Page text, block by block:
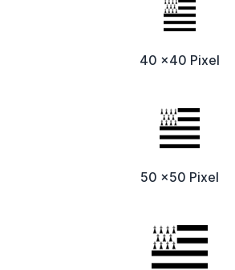
40 x40 Pixel
50 x50 Pixel